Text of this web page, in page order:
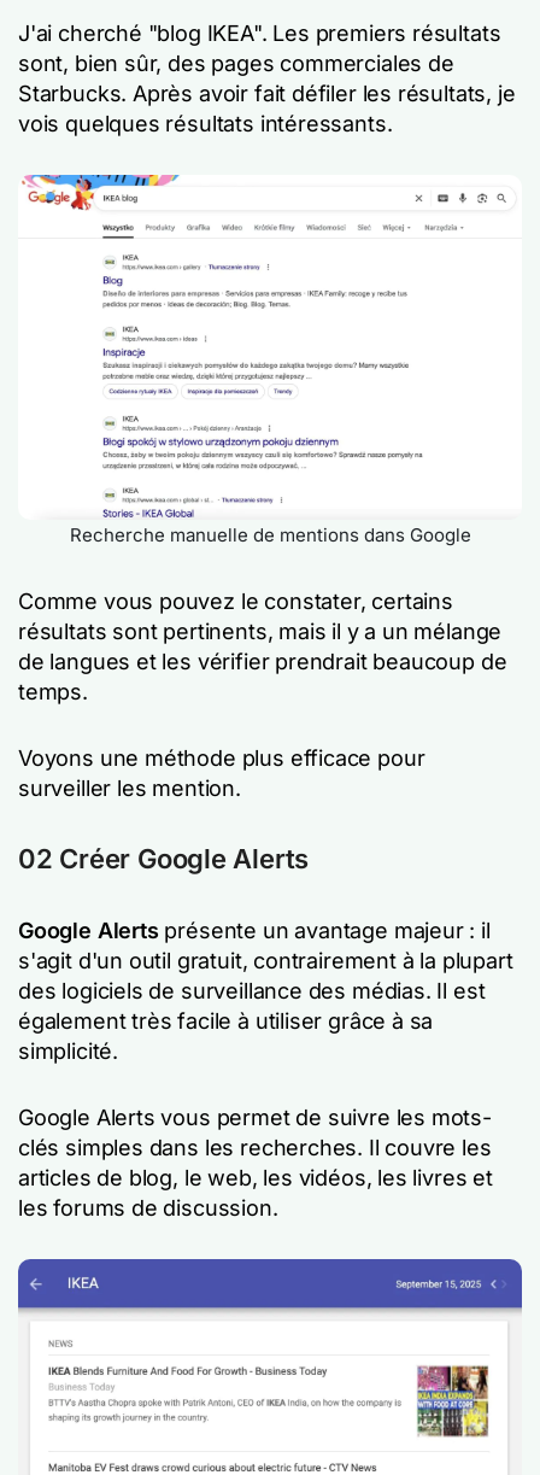
J'ai cherché "blog IKEA". Les premiers résultats
sont, bien sûr, des pages commerciales de
Starbucks. Après avoir fait défiler les résultats, je
vois quelques résultats intéressants.
Recherche manuelle de mentions dans Google
Comme vous pouvez le constater, certains
résultats sont pertinents, mais il y a un mélange
de langues et les vérifier prendrait beaucoup de
temps.
Voyons une méthode plus efficace pour
surveiller les mention.
02 Créer Google Alerts
Google Alerts présente un avantage majeur : il
s'agit d'un outil gratuit, contrairement à la plupart
des logiciels de surveillance des médias. Il est
également très facile à utiliser grâce à sa
simplicité.
Google Alerts vous permet de suivre les mots-
clés simples dans les recherches. Il couvre les
articles de blog, le web, les vidéos, les livres et
les forums de discussion.